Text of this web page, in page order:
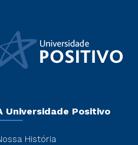
Universidade Positivo
História